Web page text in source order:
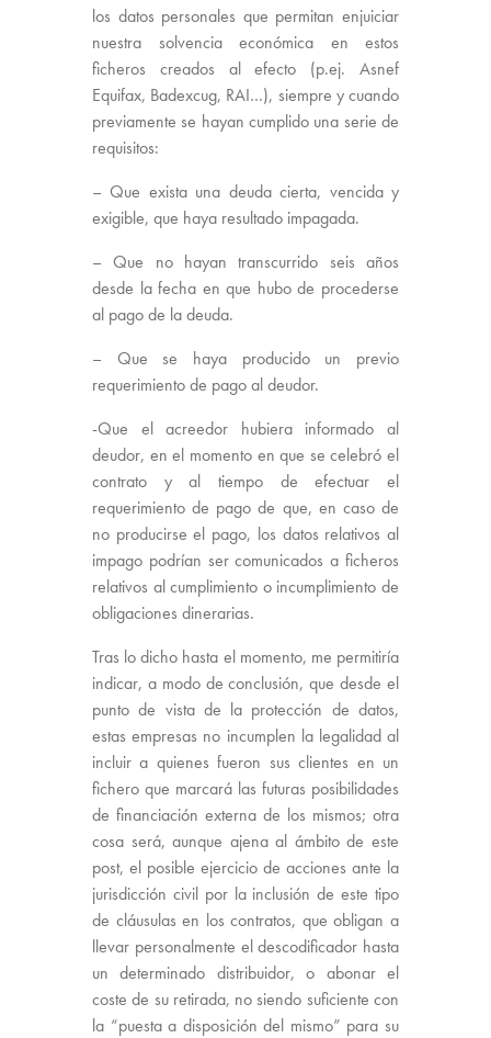
los datos personales que permitan enjuiciar
nuestra solvencia económica en estos
ficheros creados al efecto (p.ej. Asnef
Equifax, Badexcug, RAI…), siempre y cuando
previamente se hayan cumplido una serie de
requisitos:
– Que exista una deuda cierta, vencida y
exigible, que haya resultado impagada.
– Que no hayan transcurrido seis años
desde la fecha en que hubo de procederse
al pago de la deuda.
– Que se haya producido un previo
requerimiento de pago al deudor.
-Que el acreedor hubiera informado al
deudor, en el momento en que se celebró el
contrato y al tiempo de efectuar el
requerimiento de pago de que, en caso de
no producirse el pago, los datos relativos al
impago podrían ser comunicados a ficheros
relativos al cumplimiento o incumplimiento de
obligaciones dinerarias.
Tras lo dicho hasta el momento, me permitiría
indicar, a modo de conclusión, que desde el
punto de vista de la protección de datos,
estas empresas no incumplen la legalidad al
incluir a quienes fueron sus clientes en un
fichero que marcará las futuras posibilidades
de financiación externa de los mismos; otra
cosa será, aunque ajena al ámbito de este
post, el posible ejercicio de acciones ante la
jurisdicción civil por la inclusión de este tipo
de cláusulas en los contratos, que obligan a
llevar personalmente el descodificador hasta
un determinado distribuidor, o abonar el
coste de su retirada, no siendo suficiente con
la “puesta a disposición del mismo” para su